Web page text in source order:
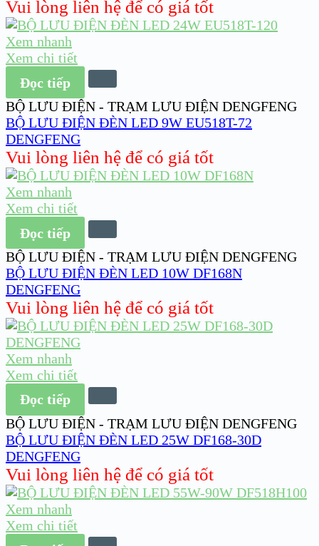
Vui lòng liên hệ để có giá tốt
Xem nhanh
Xem chi tiết
Đọc tiếp
BỘ LƯU ĐIỆN - TRẠM LƯU ĐIỆN DENGFENG
BỘ LƯU ĐIỆN ĐÈN LED 9W EU518T-72
DENGFENG
Vui lòng liên hệ để có giá tốt
Xem nhanh
Xem chi tiết
Đọc tiếp
BỘ LƯU ĐIỆN - TRẠM LƯU ĐIỆN DENGFENG
BỘ LƯU ĐIỆN ĐÈN LED 10W DF168N
DENGFENG
Vui lòng liên hệ để có giá tốt
Xem nhanh
Xem chi tiết
Đọc tiếp
BỘ LƯU ĐIỆN - TRẠM LƯU ĐIỆN DENGFENG
BỘ LƯU ĐIỆN ĐÈN LED 25W DF168-30D
DENGFENG
Vui lòng liên hệ để có giá tốt
Xem nhanh
Xem chi tiết